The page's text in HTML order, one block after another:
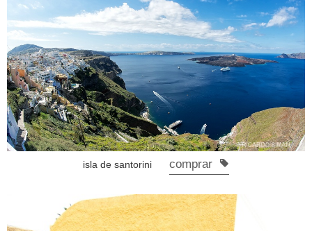
isla de santorini comprar